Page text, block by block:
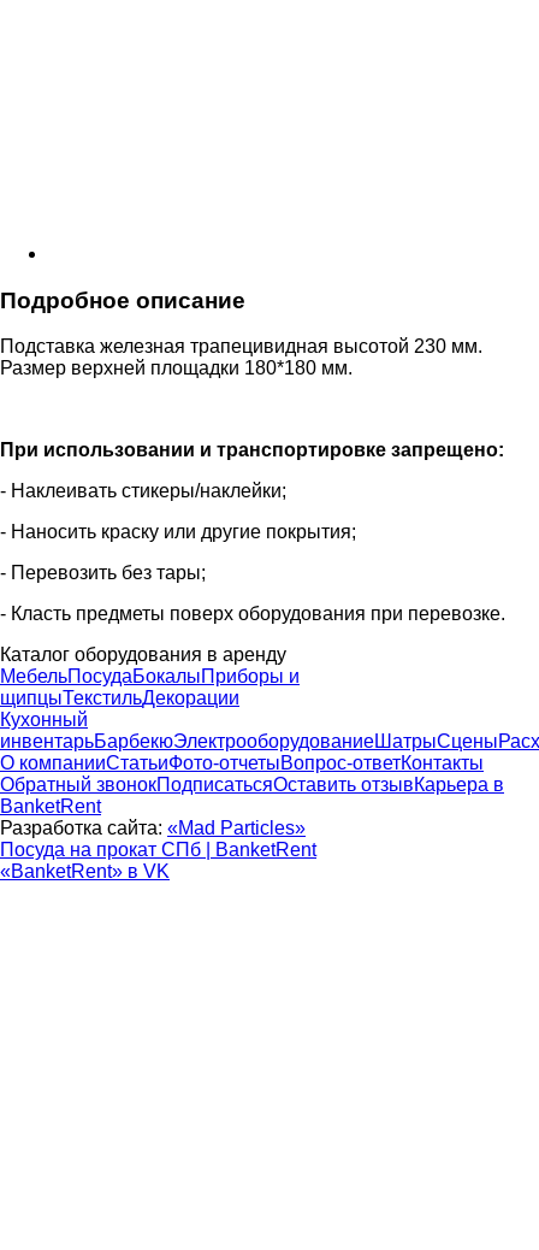
Подробное описание
Подставка железная трапецивидная высотой 230 мм.
Размер верхней площадки 180*180 мм.
При использовании и транспортировке запрещено:
- Наклеивать стикеры/наклейки;
- Наносить краску или другие покрытия;
- Перевозить без тары;
- Класть предметы поверх оборудования при перевозке.
Каталог оборудования в аренду
МебельПосудаБокалыПриборы и
щипцыТекстильДекорации
Кухонный
инвентарьБарбекюЭлектрооборудованиеШатрыСцены
О компанииСтатьиФото-отчетыВопрос-ответКонтакты
Обратный звонокПодписатьсяОставить отзывКарьера в
BanketRent
Разработка сайта: «Mad Particles»
Посуда на прокат СПб | BanketRent
«BanketRent» в VK